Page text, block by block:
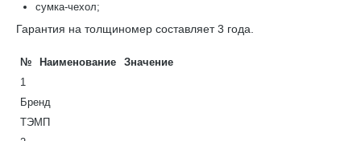
сумка-чехол;
Гарантия на толщиномер составляет 3 года.
№ Наименование
Значение
1
Бренд
ТЭМП